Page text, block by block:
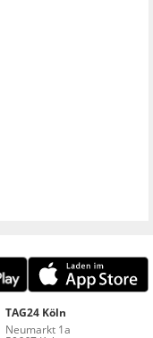
TAG24 Köln
Neumarkt 1a